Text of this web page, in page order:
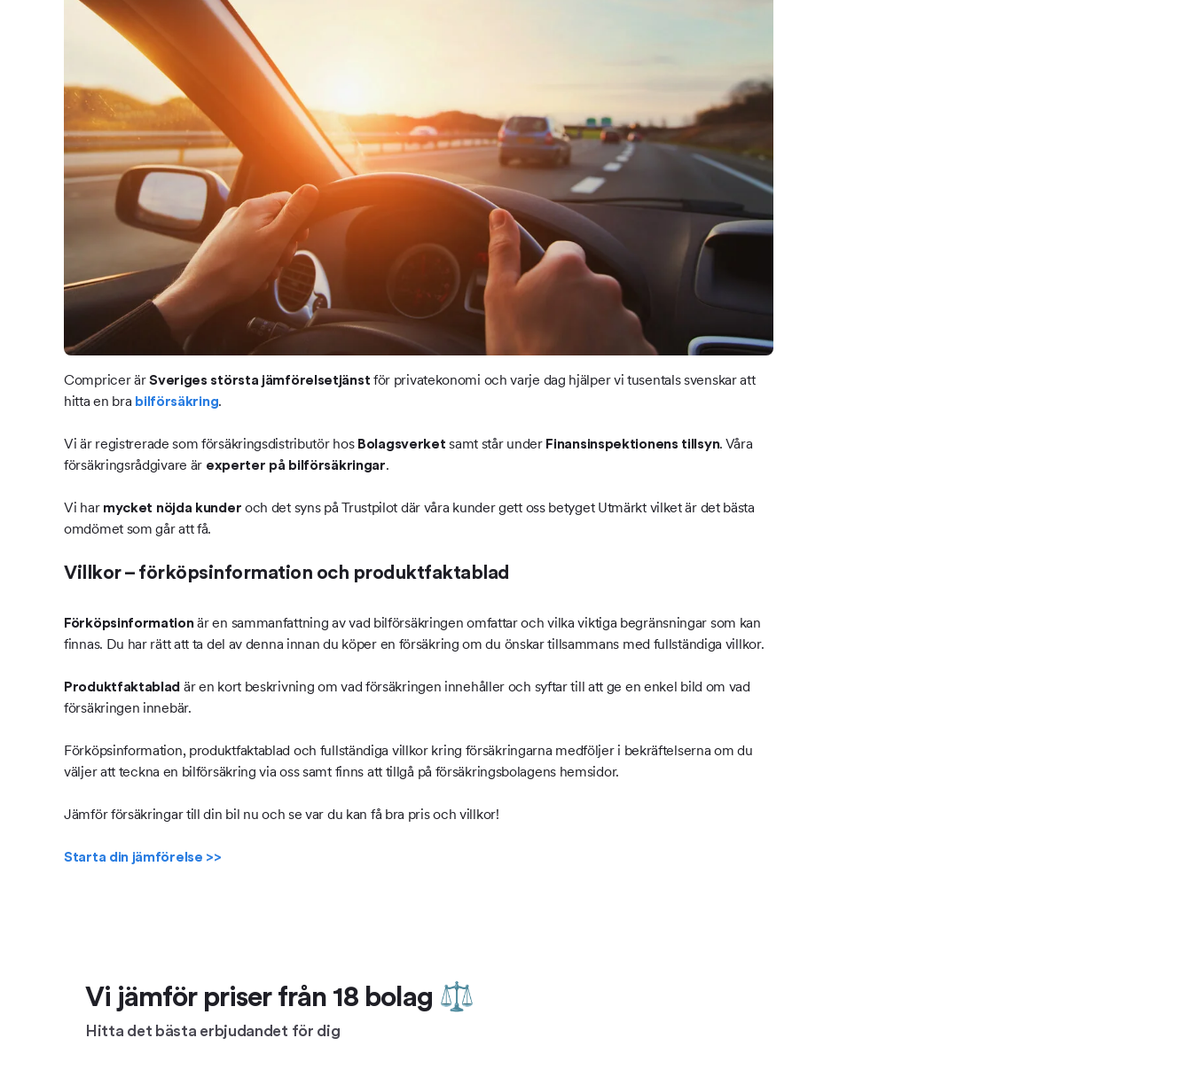
Compricer ärSveriges största jämförelsetjänst för privatekonomi och varje dag hjälper vi tusentals svenskar att
hitta en bra bilförsäkring.
Vi är registrerade som försäkringsdistributör hos Bolagsverket samt står under Finansinspektionens tillsyn. Våra
försäkringsrådgivare är experter på bilförsäkringar.
Vi har mycket nöjda kunder och det syns på Trustpilot där våra kunder gett oss betyget Utmärkt vilket är det bästa
omdömet som går att få.
Villkor – förköpsinformation och produktfaktablad
Förköpsinformationär en sammanfattning av vad bilförsäkringen omfattar och vilka viktiga begränsningar som kan
finnas. Du har rätt att ta del av denna innan du köper en försäkring om du önskar tillsammans med fullständiga villkor.
Produktfaktablad är en kort beskrivning om vad försäkringen innehåller och syftar till att ge en enkel bild om vad
försäkringen innebär.
Förköpsinformation, produktfaktablad och fullständiga villkor kring försäkringarna medföljer i bekräftelserna om du
väljer att teckna en bilförsäkring via oss samt finns att tillgå på försäkringsbolagens hemsidor.
Jämför försäkringar till din bil nu och se var du kan få bra pris och villkor!
Starta din jämförelse >>
Vi jämför priser från 18 bolag ⚖
Hitta det bästa erbjudandet för dig